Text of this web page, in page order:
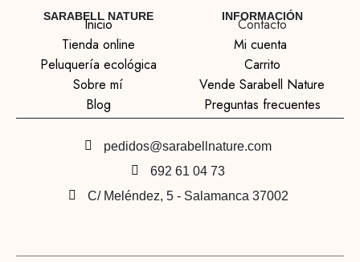
SARABELL NATURE
Inicio
Tienda online
Peluquería ecológica
Sobre mí
Blog
INFORMACIÓN
Contacto
Mi cuenta
Carrito
Vende Sarabell Nature
Preguntas frecuentes
pedidos@sarabellnature.com
692 61 04 73
C/ Meléndez, 5 - Salamanca 37002